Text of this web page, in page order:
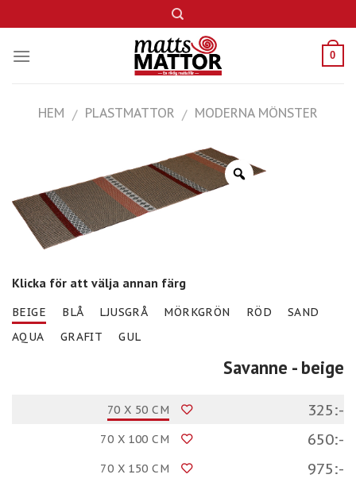
to
content
0
HEM / PLASTMATTOR / MODERNA MÖNSTER
Klicka för att välja annan färg
BEIGE BLÅ LJUSGRÅ MÖRKGRÖN RÖD
SAND
AQUA
GRAFIT GUL
Savanne - beige
70 X 50 CM 325:-
70 X 100 CM 650:-
70 X 150 CM 975:-